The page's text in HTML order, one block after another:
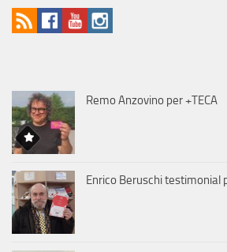
Remo Anzovino per +TECA
Enrico Beruschi testimonial